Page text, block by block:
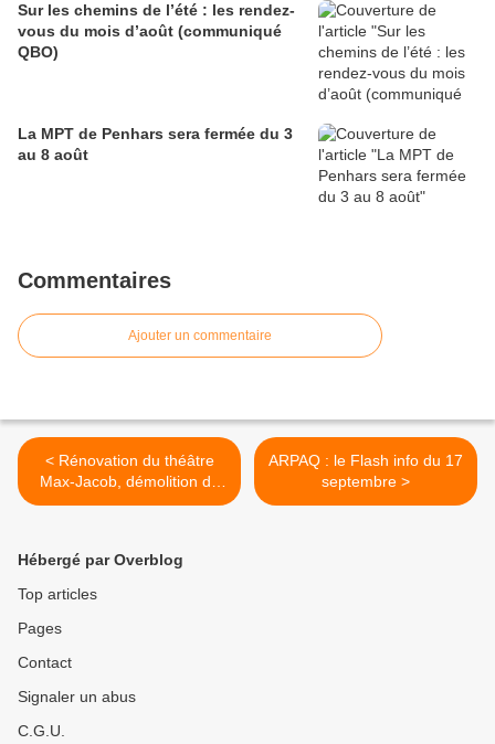
Sur les chemins de l’été : les rendez-
vous du mois d’août (communiqué
QBO)
La MPT de Penhars sera fermée du 3
au 8 août
Commentaires
Ajouter un commentaire
< Rénovation du théâtre
Max-Jacob, démolition du
pont du théâtre : deux
ARPAQ : le Flash info du 17
septembre >
Hébergé par Overblog
Top articles
Pages
Contact
Signaler un abus
C.G.U.